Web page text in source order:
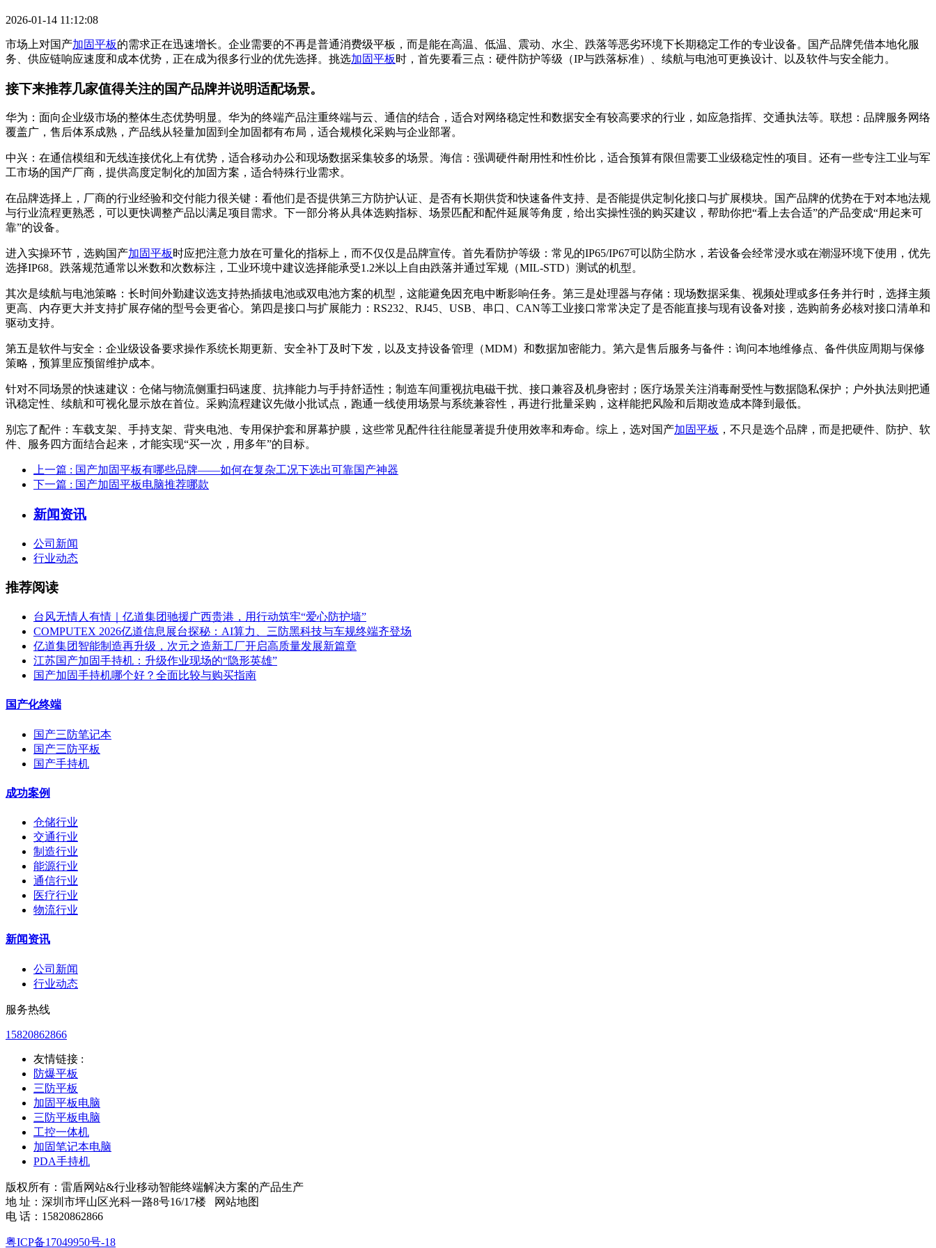
2026-01-14 11:12:08
市场上对国产加固平板的需求正在迅速增长。企业需要的不再是普通消费级平板，而是能在高温、低温、震动、水尘、跌落等恶劣环境下长期稳定工作的专业设备。国产品牌凭借本地化服
务、供应链响应速度和成本优势，正在成为很多行业的优先选择。挑选加固平板时，首先要看三点：硬件防护等级（IP与跌落标准）、续航与电池可更换设计、以及软件与安全能力。
接下来推荐几家值得关注的国产品牌并说明适配场景。
华为：面向企业级市场的整体生态优势明显。华为的终端产品注重终端与云、通信的结合，适合对网络稳定性和数据安全有较高要求的行业，如应急指挥、交通执法等。联想：品牌服务网络
覆盖广，售后体系成熟，产品线从轻量加固到全加固都有布局，适合规模化采购与企业部署。
中兴：在通信模组和无线连接优化上有优势，适合移动办公和现场数据采集较多的场景。海信：强调硬件耐用性和性价比，适合预算有限但需要工业级稳定性的项目。还有一些专注工业与军
工市场的国产厂商，提供高度定制化的加固方案，适合特殊行业需求。
在品牌选择上，厂商的行业经验和交付能力很关键：看他们是否提供第三方防护认证、是否有长期供货和快速备件支持、是否能提供定制化接口与扩展模块。国产品牌的优势在于对本地法规
与行业流程更熟悉，可以更快调整产品以满足项目需求。下一部分将从具体选购指标、场景匹配和配件延展等角度，给出实操性强的购买建议，帮助你把“看上去合适”的产品变成“用起来可
靠”的设备。
进入实操环节，选购国产加固平板时应把注意力放在可量化的指标上，而不仅仅是品牌宣传。首先看防护等级：常见的IP65/IP67可以防尘防水，若设备会经常浸水或在潮湿环境下使用，优先
选择IP68。跌落规范通常以米数和次数标注，工业环境中建议选择能承受1.2米以上自由跌落并通过军规（MIL-STD）测试的机型。
其次是续航与电池策略：长时间外勤建议选支持热插拔电池或双电池方案的机型，这能避免因充电中断影响任务。第三是处理器与存储：现场数据采集、视频处理或多任务并行时，选择主频
更高、内存更大并支持扩展存储的型号会更省心。第四是接口与扩展能力：RS232、RJ45、USB、串口、CAN等工业接口常常决定了是否能直接与现有设备对接，选购前务必核对接口清单和
驱动支持。
第五是软件与安全：企业级设备要求操作系统长期更新、安全补丁及时下发，以及支持设备管理（MDM）和数据加密能力。第六是售后服务与备件：询问本地维修点、备件供应周期与保修
策略，预算里应预留维护成本。
针对不同场景的快速建议：仓储与物流侧重扫码速度、抗摔能力与手持舒适性；制造车间重视抗电磁干扰、接口兼容及机身密封；医疗场景关注消毒耐受性与数据隐私保护；户外执法则把通
讯稳定性、续航和可视化显示放在首位。采购流程建议先做小批试点，跑通一线使用场景与系统兼容性，再进行批量采购，这样能把风险和后期改造成本降到最低。
别忘了配件：车载支架、手持支架、背夹电池、专用保护套和屏幕护膜，这些常见配件往往能显著提升使用效率和寿命。综上，选对国产加固平板 ，不只是选个品牌，而是把硬件、防护、软
件、服务四方面结合起来，才能实现“买一次，用多年”的目标。
上一篇 : 国产加固平板有哪些品牌——如何在复杂工况下选出可靠国产神器
下一篇 : 国产加固平板电脑推荐哪款
新闻资讯
公司新闻
行业动态
推荐阅读
台风无情人有情｜亿道集团驰援广西贵港，用行动筑牢“爱心防护墙”
COMPUTEX 2026亿道信息展台探秘：AI算力、三防黑科技与车规终端齐登场
亿道集团智能制造再升级，次元之造新工厂开启高质量发展新篇章
江苏国产加固手持机：升级作业现场的“隐形英雄”
国产加固手持机哪个好？全面比较与购买指南
国产化终端
国产三防笔记本
国产三防平板
国产手持机
成功案例
仓储行业
交通行业
制造行业
能源行业
通信行业
医疗行业
物流行业
新闻资讯
公司新闻
行业动态
服务热线
15820862866
友情链接 :
防爆平板
三防平板
加固平板电脑
三防平板电脑
工控一体机
加固笔记本电脑
PDA手持机
版权所有：雷盾网站&行业移动智能终端解决方案的产品生产
地 址：深圳市坪山区光科一路8号16/17楼 网站地图
电 话：15820862866
粤ICP备17049950号-18